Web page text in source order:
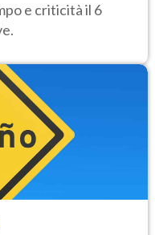
e criticità il 6